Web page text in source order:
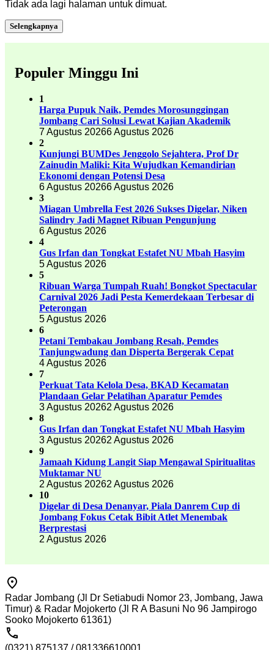
Tidak ada lagi halaman untuk dimuat.
Selengkapnya
Populer Minggu Ini
1
Harga Pupuk Naik, Pemdes Morosunggingan
Jombang Cari Solusi Lewat Kajian Akademik
7 Agustus 20266 Agustus 2026
2
Kunjungi BUMDes Jenggolo Sejahtera, Prof Dr
Zainudin Maliki: Kita Wujudkan Kemandirian
Ekonomi dengan Potensi Desa
6 Agustus 20266 Agustus 2026
3
Miagan Umbrella Fest 2026 Sukses Digelar, Niken
Salindry Jadi Magnet Ribuan Pengunjung
6 Agustus 2026
4
Gus Irfan dan Tongkat Estafet NU Mbah Hasyim
5 Agustus 2026
5
Ribuan Warga Tumpah Ruah! Bongkot Spectacular
Carnival 2026 Jadi Pesta Kemerdekaan Terbesar di
Peterongan
5 Agustus 2026
6
Petani Tembakau Jombang Resah, Pemdes
Tanjungwadung dan Disperta Bergerak Cepat
4 Agustus 2026
7
Perkuat Tata Kelola Desa, BKAD Kecamatan
Plandaan Gelar Pelatihan Aparatur Pemdes
3 Agustus 20262 Agustus 2026
8
Gus Irfan dan Tongkat Estafet NU Mbah Hasyim
3 Agustus 20262 Agustus 2026
9
Jamaah Kidung Langit Siap Mengawal Spiritualitas
Muktamar NU
2 Agustus 20262 Agustus 2026
10
Digelar di Desa Denanyar, Piala Danrem Cup di
Jombang Fokus Cetak Bibit Atlet Menembak
Berprestasi
2 Agustus 2026
Radar Jombang (Jl Dr Setiabudi Nomor 23, Jombang, Jawa
Timur) & Radar Mojokerto (Jl R A Basuni No 96 Jampirogo
Sooko Mojokerto 61361)